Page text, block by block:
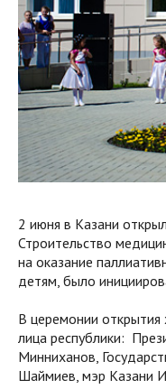
2 июня в Казани
Строительство
на оказание
детям, было
В церемонии открытия
лица республики:
Минниханов,
Шаймиев, мэр Казани